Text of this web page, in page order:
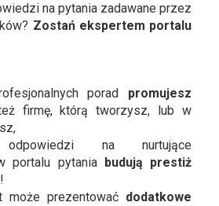
na pytania zadawane przez
Zostań ekspertem portalu
porad promujesz
firmę, którą tworzysz, lub w
na nurtujące
portalu pytania budują prestiż
!
może prezentować dodatkowe